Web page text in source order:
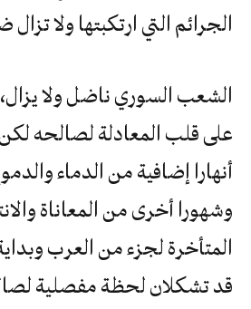
الجرائم التي ارتكبتها ولا
الشعب السوري ناضل ولا
على قلب المعادلة لصالحه
أنهارا إضافية من الدماء
وشهورا أخرى من المعاناة
المتأخرة لجزء من العرب
قد تشكلان لحظة مفصلية